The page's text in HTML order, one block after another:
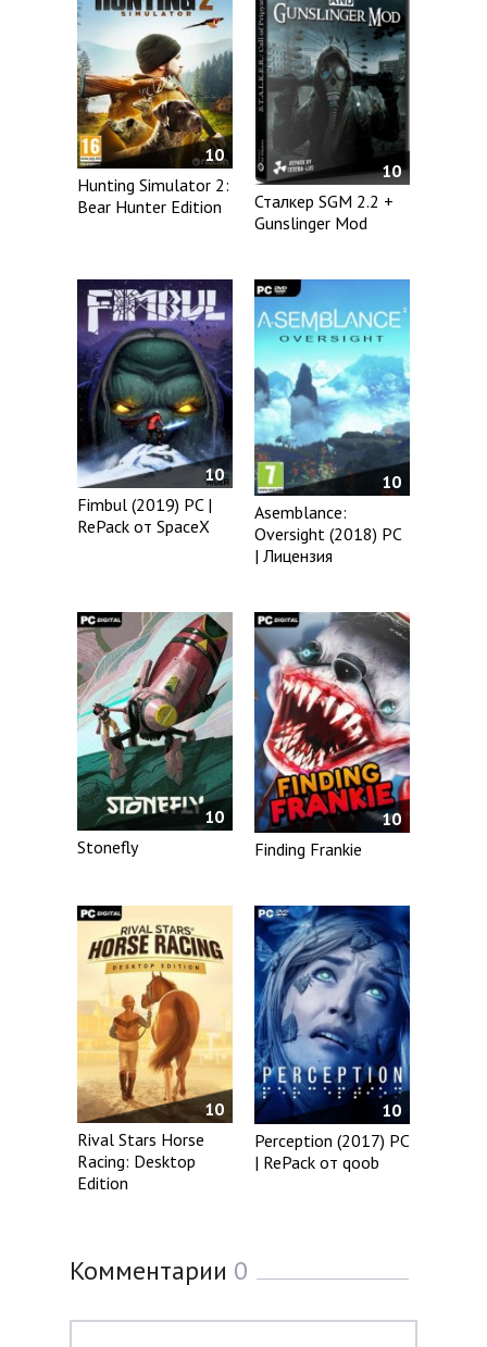
10
Hunting Simulator 2:
Bear Hunter Edition
10
Сталкер SGM 2.2 +
Gunslinger Mod
10
Fimbul (2019) PC |
RePack от SpaceX
10
Asemblance:
Oversight (2018) PC
| Лицензия
10
Stonefly
10
Finding Frankie
10
Rival Stars Horse
Racing: Desktop
Edition
10
Perception (2017) PC
| RePack от qoob
Комментарии 0